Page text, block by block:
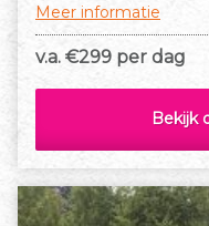
Meer informatie
v.a. €299 per dag
Bekijk